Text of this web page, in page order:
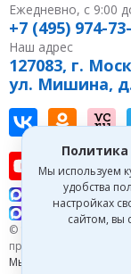
Мы используем
удобства
настройках
сайтом, вы
Ежедневно, с 9:00
+7 (495) 974-
Наш адрес
127083, г.
ул. Мишина,
Наш канал в
Наш канал на
Наша
Наш
Что делать
Что делать
© 1993—2026 Первый
права защищены.
Мы зарегистрированы